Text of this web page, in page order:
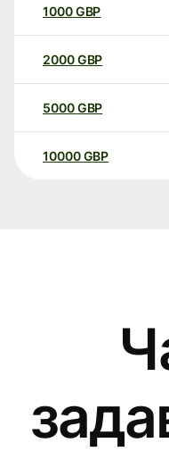
1000GBP
2000GBP
5000GBP
10000 GBP